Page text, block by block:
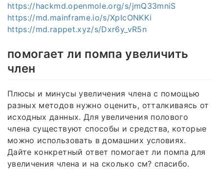
https://hackmd.openmole.org/s/jmQ33mniS
https://md.mainframe.io/s/XpIcONKKi
https://md.rappet.xyz/s/Dxr6y_vR5n
помогает ли помпа увеличить
член
Плюсы и минусы увеличения члена с помощью
разных методов нужно оценить, отталкиваясь от
исходных данных. Для увеличения полового
члена существуют способы и средства, которые
можно использовать в домашних условиях.
Дайте конкретный ответ помогает ли помпа для
увеличения члена и на сколько см? спасибо.